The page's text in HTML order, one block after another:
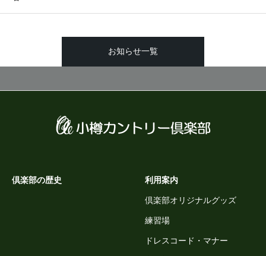
お知らせ一覧
倶楽部の歴史 利用案内
倶楽部オリジナルグッズ
練習場
ドレスコード・マナー